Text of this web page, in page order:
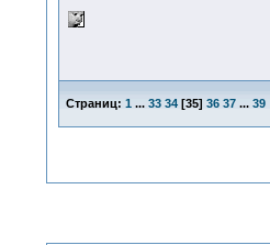
Страниц: 1 ... 33 34[35] 36 37 ... 39